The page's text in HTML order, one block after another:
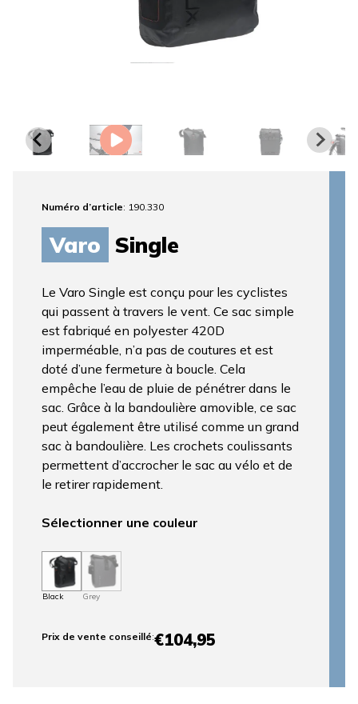
Numéro d’article: 190.330
Varo Single
Le Varo Single est conçu pour les cyclistes
qui passent à travers le vent. Ce sac simple
est fabriqué en polyester 420D
imperméable, n’a pas de coutures et est
doté d’une fermeture à boucle. Cela
empêche l’eau de pluie de pénétrer dans le
sac. Grâce à la bandoulière amovible, ce sac
peut également être utilisé comme un grand
sac à bandoulière. Les crochets coulissants
permettent d’accrocher le sac au vélo et de
le retirer rapidement.
Sélectionner une couleur
Black Grey
Prix ​​de vente conseillé:€104,95